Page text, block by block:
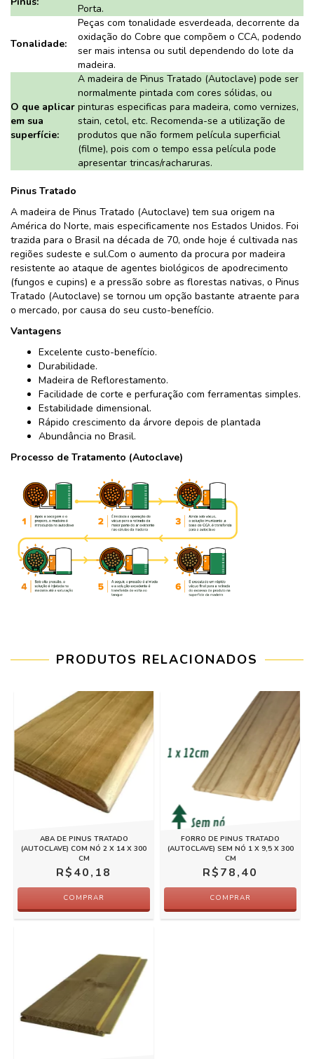
Porta.
Tonalidade:
Peças com tonalidade esverdeada, decorrente da
oxidação do Cobre que compõem o CCA, podendo
ser mais intensa ou sutil dependendo do lote da
madeira.
O que aplicar
em sua
superfície:
A madeira de Pinus Tratado (Autoclave) pode ser
normalmente pintada com cores sólidas, ou
pinturas especificas para madeira, como vernizes,
stain, cetol, etc. Recomenda-se a utilização de
produtos que não formem película superficial
(filme), pois com o tempo essa película pode
apresentar trincas/racharuras.
Pinus Tratado
A madeira de Pinus Tratado (Autoclave) tem sua origem na
América do Norte, mais especificamente nos Estados Unidos. Foi
trazida para o Brasil na década de 70, onde hoje é cultivada nas
regiões sudeste e sul.Com o aumento da procura por madeira
resistente ao ataque de agentes biológicos de apodrecimento
(fungos e cupins) e a pressão sobre as florestas nativas, o Pinus
Tratado (Autoclave) se tornou um opção bastante atraente para
o mercado, por causa do seu custo-benefício.
Vantagens
Excelente custo-benefício.
Durabilidade.
Madeira de Reflorestamento.
Facilidade de corte e perfuração com ferramentas simples.
Estabilidade dimensional.
Rápido crescimento da árvore depois de plantada
Abundância no Brasil.
Processo de Tratamento (Autoclave)
PRODUTOS RELACIONADOS
ABA DE PINUS TRATADO
(AUTOCLAVE) COM NÓ 2 X 14 X 300
CM
R$40,18
COMPRAR
FORRO DE PINUS TRATADO
(AUTOCLAVE) SEM NÓ 1 X 9,5 X 300
CM
R$78,40
COMPRAR